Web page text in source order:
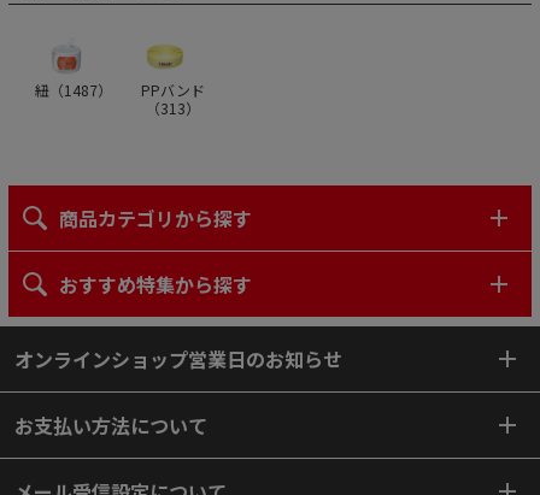
紐（1487）
PPバンド
（313）
商品カテゴリから探す
おすすめ特集から探す
オンラインショップ営業日のお知らせ
お支払い方法について